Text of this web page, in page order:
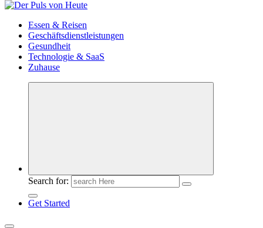
Meldungen die Resonanz finden
Essen & Reisen
Geschäftsdienstleistungen
Gesundheit
Technologie & SaaS
Zuhause
Search for:
Get Started